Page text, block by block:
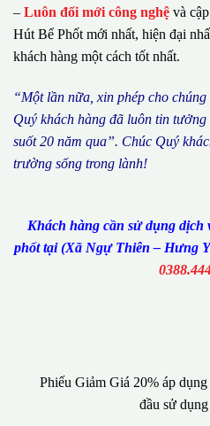
– Luôn đổi mới công nghệ và
Hút Bể Phốt mới nhất, hiện đại
khách hàng một cách tốt nhất.
“Một lần nữa, xin phép cho chúng
Quý khách hàng đã luôn tin tưởng
suốt 20 năm qua”. Chúc Quý khá
trường sống trong lành!
Khách hàng cần sử dụng dịch
phốt tại (Xã Ngự Thiên – Hưng